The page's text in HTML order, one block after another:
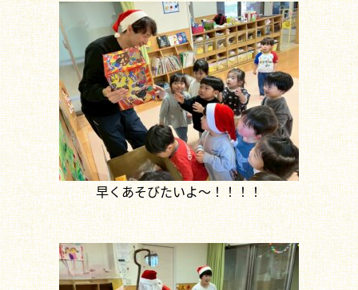
早くあそびたいよ～！！！！